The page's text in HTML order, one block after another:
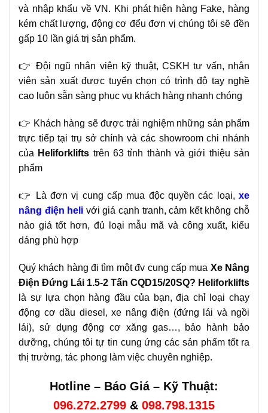
và nhập khẩu về VN. Khi phát hiện hàng Fake, hàng
kém chất lượng, động cơ đểu đơn vị chúng tôi sẽ đền
gấp 10 lần giá trị sản phẩm.
👉 Đội ngũ nhân viên kỹ thuật, CSKH tư vấn, nhân
viên sản xuất được tuyển chọn có trình độ tay nghề
cao luôn sẵn sàng phục vụ khách hàng nhanh chóng
👉 Khách hàng sẽ được trải nghiệm những sản phẩm
trực tiếp tại trụ sở chính và các showroom chi nhánh
của Heliforklifts trên 63 tỉnh thành và giới thiệu sản
phẩm
👉 Là đơn vị cung cấp mua độc quyền các loại, xe
nâng điện heli với giá cạnh tranh, cảm kết không chỗ
nào giá tốt hơn, đủ loại mẫu mã và công xuất, kiểu
dáng phù hợp
Quý khách hàng đi tìm một đv cung cấp mua Xe Nâng
Điện Đứng Lái 1.5-2 Tấn CQD15/20SQ? Heliforklifts
là sự lựa chọn hàng đầu của bạn, địa chỉ loại chạy
động cơ dầu diesel, xe nâng điện (đứng lái và ngồi
lái), sử dụng động cơ xăng gas…, bảo hành bảo
dưỡng, chúng tôi tự tin cung ứng các sản phẩm tốt ra
thị trường, tác phong làm việc chuyên nghiệp.
Hotline – Báo Giá – Kỹ Thuật:
096.272.2799 & 098.798.1315